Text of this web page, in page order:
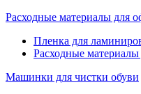
Расходные материалы для
Пленка для
Расходные материалы
Машинки для чистки обуви